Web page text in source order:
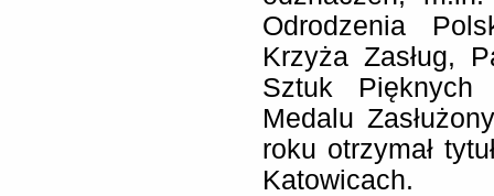
Odrodzenia
Krzyża Zasług,
Sztuk
Medalu
roku otrzymał
Katowicach.